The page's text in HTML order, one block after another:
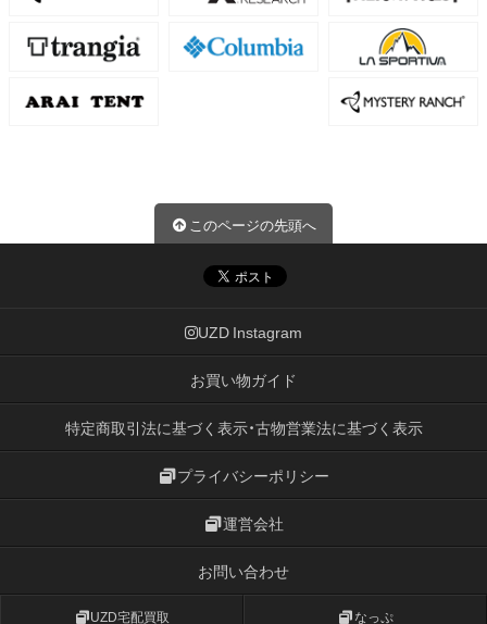
このページの先頭へ
UZD Instagram
お買い物ガイド
特定商取引法に基づく表示・古物営業法に基づく表示
プライバシーポリシー
運営会社
お問い合わせ
UZD宅配買取 なっぷ